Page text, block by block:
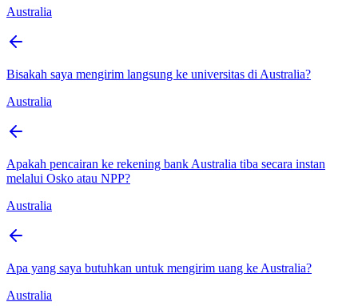
Australia
Bisakah saya mengirim langsung ke universitas di Australia?
Australia
Apakah pencairan ke rekening bank Australia tiba secara instan
melalui Osko atau NPP?
Australia
Apa yang saya butuhkan untuk mengirim uang ke Australia?
Australia